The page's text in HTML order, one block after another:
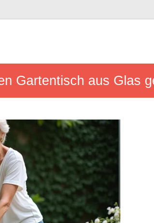
Gartentisch aus Glas